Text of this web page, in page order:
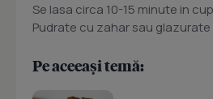
Se lasa circa 10-15 minute in
Pudrate cu zahar sau
Pe aceeași temă: